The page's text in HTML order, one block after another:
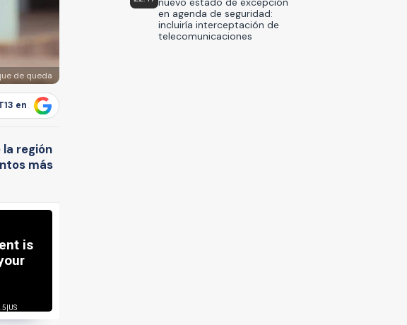
de queda
en
región
más
en agenda de seguridad:
incluiría interceptación de
telecomunicaciones